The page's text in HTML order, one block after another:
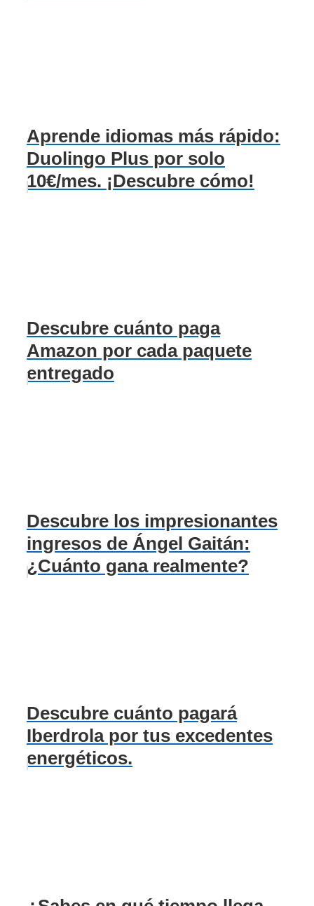
Aprende idiomas más rápido:
Duolingo Plus por solo
10€/mes. ¡Descubre cómo!
Descubre cuánto paga
Amazon por cada paquete
entregado
Descubre los impresionantes
ingresos de Ángel Gaitán:
¿Cuánto gana realmente?
Descubre cuánto pagará
Iberdrola por tus excedentes
energéticos.